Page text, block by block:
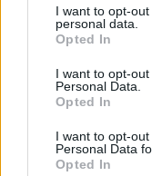
I want to opt-
personal data.
Opted In
I want to opt-
Personal Data.
Opted In
I want to opt-
Personal Data
Opted In
TEMI E SAGGI
Macchiaioli